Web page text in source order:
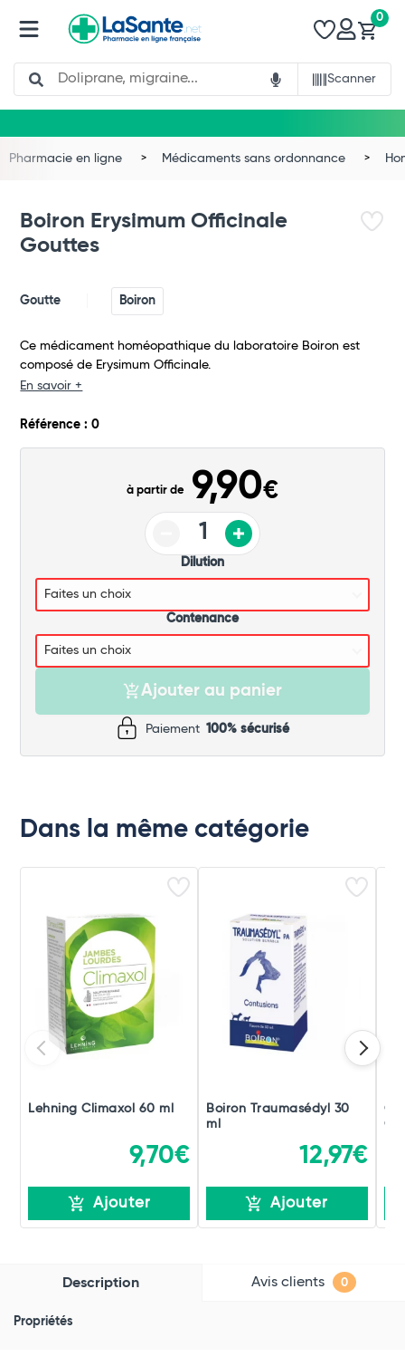
Search
Scanner
0
Total
Pharmacie en ligne Médicaments sans ordonnance
Boiron Erysimum Officinale
Gouttes
Goutte Boiron
Ce médicament homéopathique du laboratoire Boiron est
composé de Erysimum Officinale.
En savoir +
Référence : 0
à partir de 9,90€
Dilution
Contenance
Ajouter au panier
Paiement 100% sécurisé
Dans la même catégorie
Lehning Climaxol 60 ml
9,70€
Ajouter
Boiron Traumasédyl 30
ml
12,97€
Ajouter
Description Avis clients 0
Propriétés